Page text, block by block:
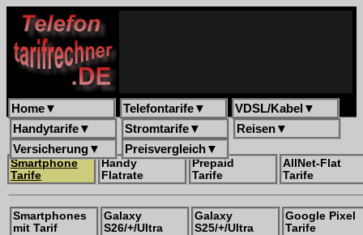
Home▼ Telefontarife▼ VDSL/Kabel ▼
Handytarife▼ Stromtarife▼ Reisen▼
Versicherung▼ Preisvergleich▼
Smartphone
Tarife
Handy
Flatrate
Prepaid
Tarife
AllNet-Flat
Tarife
Smartphones
mit Tarif
Galaxy
S26/+/Ultra
Galaxy
S25/+/Ultra
Google Pixel
Tarife